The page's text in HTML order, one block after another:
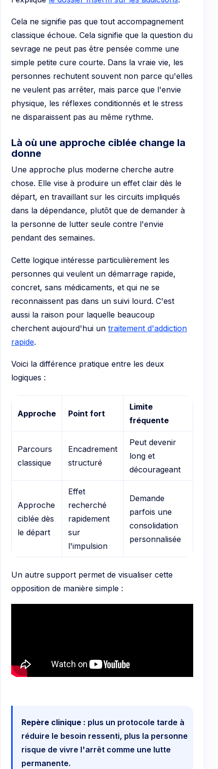
Cela ne signifie pas que tout accompagnement
classique échoue. Cela signifie que la question du
sevrage ne peut pas être pensée comme une
simple petite cure courte. Dans la vraie vie, les
personnes rechutent souvent non parce qu'elles
ne veulent pas arrêter, mais parce que l'envie
physique, les réflexes conditionnés et le stress
ne disparaissent pas au même rythme.
Là où une approche ciblée change la
donne
Une approche plus moderne cherche autre
chose. Elle vise à produire un effet clair dès le
départ, en travaillant sur les circuits impliqués
dans la dépendance, plutôt que de demander à
la personne de lutter seule contre l'envie
pendant des semaines.
Cette logique intéresse particulièrement les
personnes qui veulent un démarrage rapide,
concret, sans médicaments, et qui ne se
reconnaissent pas dans un suivi lourd. C'est
aussi la raison pour laquelle beaucoup
cherchent aujourd'hui un traitement d'addiction
rapide.
Voici la différence pratique entre les deux
logiques :
Approche Point fort
Limite
fréquente
Parcours
classique
Encadrement
structuré
Peut devenir
long et
décourageant
Approche
ciblée dès
le départ
Effet
recherché
rapidement
sur
l'impulsion
Demande
parfois une
consolidation
personnalisée
Un autre support permet de visualiser cette
opposition de manière simple :
Repère clinique : plus un protocole tarde à
réduire le besoin ressenti, plus la personne
risque de vivre l'arrêt comme une lutte
permanente.